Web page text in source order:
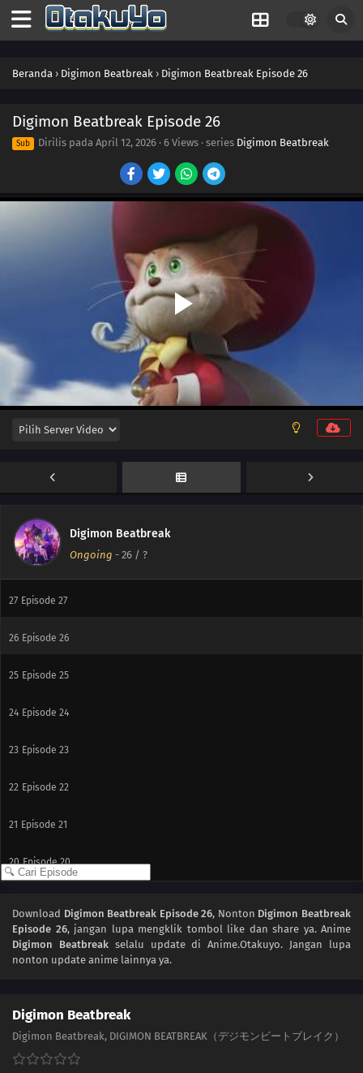
Beranda › Digimon Beatbreak › Digimon Beatbreak Episode 26
Digimon Beatbreak Episode 26
Sub Dirilis pada April 12, 2026 · 6 Views · series Digimon Beatbreak
Digimon Beatbreak
Ongoing - 26 / ?
Episode 39
39 Episode 39
39 Episode 39
38 Episode 38
38 Episode 38
32 Episode 32
Episode 29
Episode 28
27 Episode 27
26 Episode 26
25 Episode 25
24 Episode 24
23 Episode 23
22 Episode 22
21 Episode 21
20 Episode 20
18 Episode 18
16 Episode 16
Download Digimon Beatbreak Episode 26, Nonton Digimon Beatbreak
Episode 26, jangan lupa mengklik tombol like dan share ya. Anime
Digimon Beatbreakselalu update di Anime.Otakuyo. Jangan lupa
nonton update anime lainnya ya.
Digimon Beatbreak
Digimon Beatbreak, DIGIMON BEATBREAK（デジモンビートブレイク）